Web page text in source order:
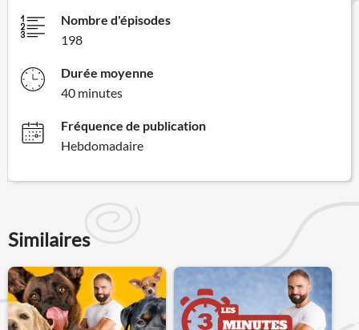
Nombre d'épisodes
198
Durée moyenne
40 minutes
Fréquence de publication
Hebdomadaire
Similaires